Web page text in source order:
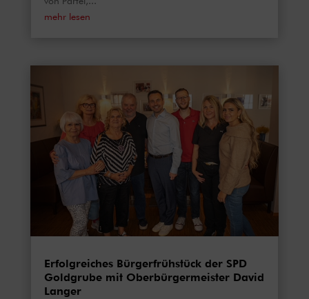
mehr lesen
Erfolgreiches Bürgerfrühstück der SPD
Goldgrube mit Oberbürgermeister David
Langer